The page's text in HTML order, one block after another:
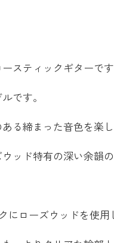
スティックギターです
です。
る締まった音色を楽し
ッド特有の深い余韻
ローズウッドを使用